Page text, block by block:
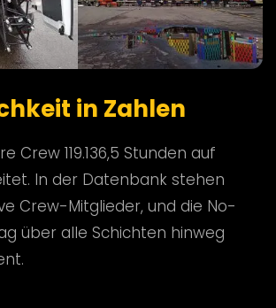
in Zahlen
Crew 119.136,5 Stunden auf
In der Datenbank stehen
Crew-Mitglieder, und die No-
über alle Schichten hinweg